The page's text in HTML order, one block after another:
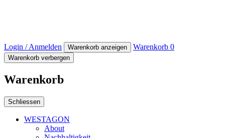
Login / Anmelden Warenkorb anzeigen Warenkorb 0
Warenkorb verbergen
Warenkorb
Schliessen
WESTAGON
About